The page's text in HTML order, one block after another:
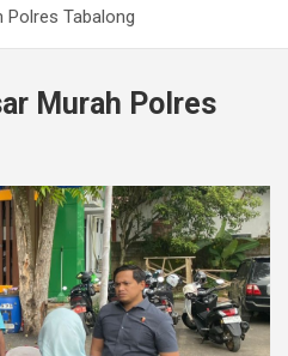
Polres Tabalong
Murah Polres